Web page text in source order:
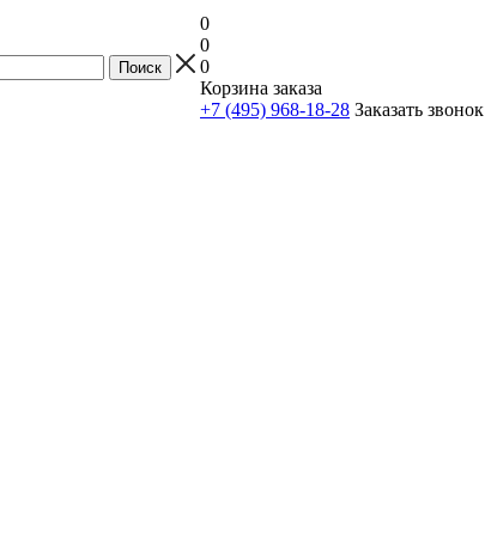
0
0
0
Корзина заказа
+7 (495) 968-18-28 Заказать звонок